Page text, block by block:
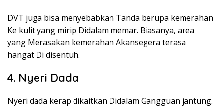
DVT juga bisa menyebabkan Tanda berupa kemerahan
Ke kulit yang mirip Didalam memar. Biasanya, area
yang Merasakan kemerahan Akansegera terasa
hangat Di disentuh.
4. Nyeri Dada
Nyeri dada kerap dikaitkan Didalam Gangguan jantung.